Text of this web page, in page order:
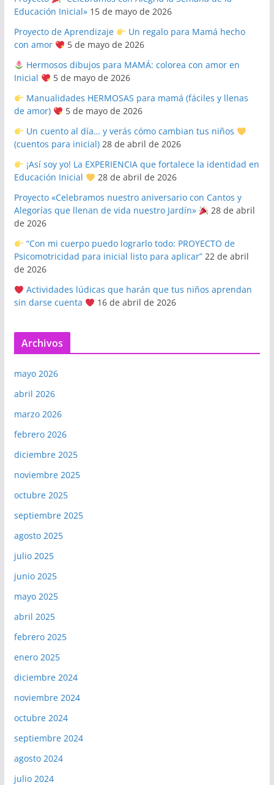
Educación Inicial» 15 de mayo de 2026
Proyecto de Aprendizaje
Un regalo para Mamá hecho
con amor
5 de mayo de 2026
Hermosos dibujos para MAMÁ: colorea con amor en
Inicial
5 de mayo de 2026
Manualidades HERMOSAS para mamá (fáciles y llenas
de amor)
5 de mayo de 2026
Un cuento al día… y verás cómo cambian tus niños
(cuentos para inicial) 28 de abril de 2026
¡Así soy yo! La EXPERIENCIA que fortalece la identidad en
Educación Inicial
28 de abril de 2026
Proyecto «Celebramos nuestro aniversario con Cantos y
Alegorías que llenan de vida nuestro Jardín»
28 de abril
de 2026
“Con mi cuerpo puedo lograrlo todo: PROYECTO de
Psicomotricidad para inicial listo para aplicar” 22 de abril
de 2026
Actividades lúdicas que harán que tus niños aprendan
sin darse cuenta
16 de abril de 2026
Archivos
mayo 2026
abril 2026
marzo 2026
febrero 2026
diciembre 2025
noviembre 2025
octubre 2025
septiembre 2025
agosto 2025
julio 2025
junio 2025
mayo 2025
abril 2025
febrero 2025
enero 2025
diciembre 2024
noviembre 2024
octubre 2024
septiembre 2024
agosto 2024
julio 2024